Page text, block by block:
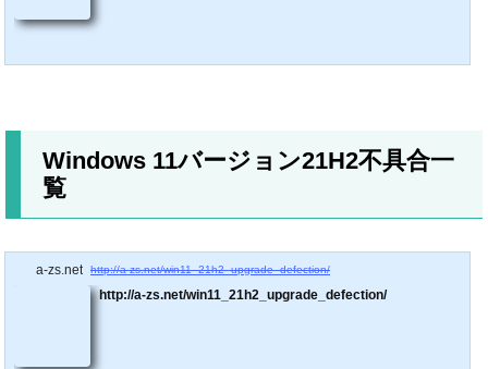
Windows 11バージョン21H2不具合一
覧
a-zs.net http://a-zs.net/win11_21h2_upgrade_defection/
http://a-zs.net/win11_21h2_upgrade_defection/